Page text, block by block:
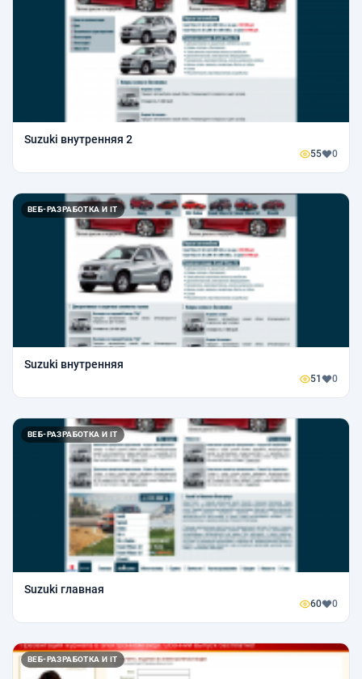
Suzuki внутренняя 2
55 0
ВЕБ-РАЗРАБОТКА И IT
Suzuki внутренняя
51 0
ВЕБ-РАЗРАБОТКА И IT
Suzuki главная
60 0
ВЕБ-РАЗРАБОТКА И IT